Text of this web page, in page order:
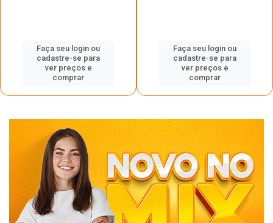
Faça seu login ou
cadastre-se para
ver preços e
comprar
Faça seu login ou
cadastre-se para
ver preços e
comprar